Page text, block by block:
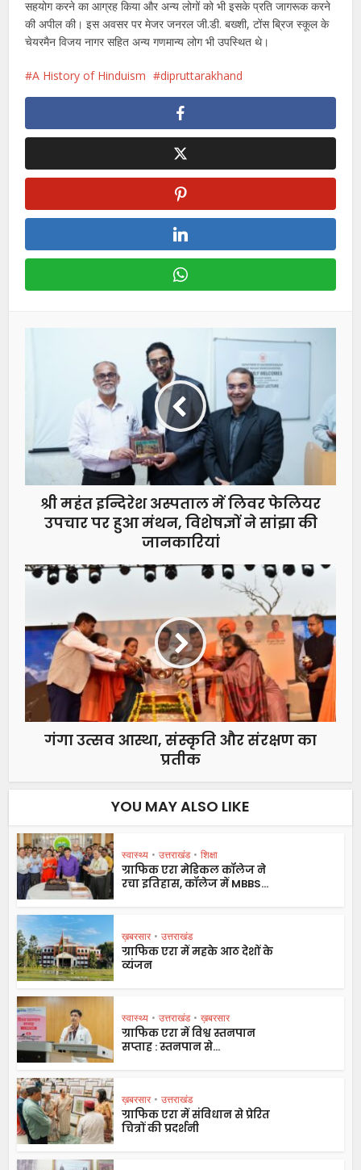
सहयोग करने का आग्रह किया और अन्य लोगों को भी इसके प्रति जागरूक करने
की अपील की। इस अवसर पर मेजर जनरल जी.डी. बख्शी, टोंस ब्रिज स्कूल के
चेयरमैन विजय नागर सहित अन्य गणमान्य लोग भी उपस्थित थे।
A History of Hinduism dipruttarakhand
श्री महंत इन्दिरेश अस्पताल में लिवर फेलियर
उपचार पर हुआ मंथन, विशेषज्ञों ने सांझा की
जानकारियां
गंगा उत्सव आस्था, संस्कृति और संरक्षण का
प्रतीक
YOU MAY ALSO LIKE
स्वास्थ्य • उत्तराखंड • शिक्षा
ग्राफिक एरा मेडिकल कॉलेज ने
रचा इतिहास, कॉलेज में MBBS...
ख़बरसार • उत्तराखंड
ग्राफिक एरा में महके आठ देशों के
व्यंजन
स्वास्थ्य • उत्तराखंड • ख़बरसार
ग्राफिक एरा में विश्व स्तनपान
सप्ताह : स्तनपान से...
ख़बरसार • उत्तराखंड
ग्राफिक एरा में संविधान से प्रेरित
चित्रों की प्रदर्शनी